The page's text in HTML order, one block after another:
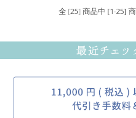
全 [25] 商品中 [1-25]